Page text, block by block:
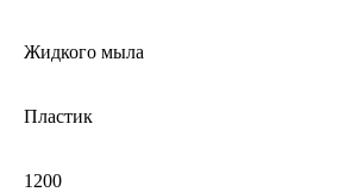
Жидкого мыла
Пластик
1200